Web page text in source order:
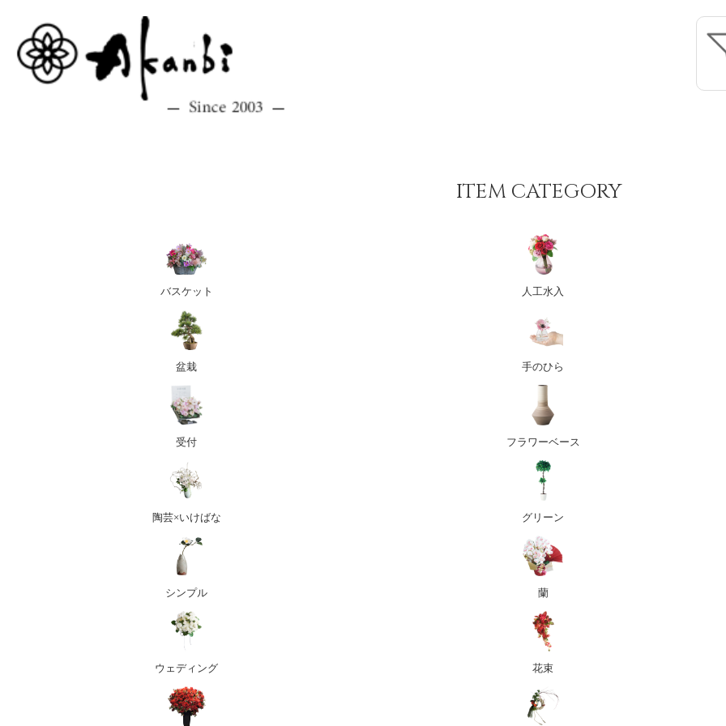
ITEM CATEGORY
バスケット 人工水入
盆栽 手のひら
受付 フラワーベース
陶芸×いけばな グリーン
シンプル 蘭
ウェディング 花束